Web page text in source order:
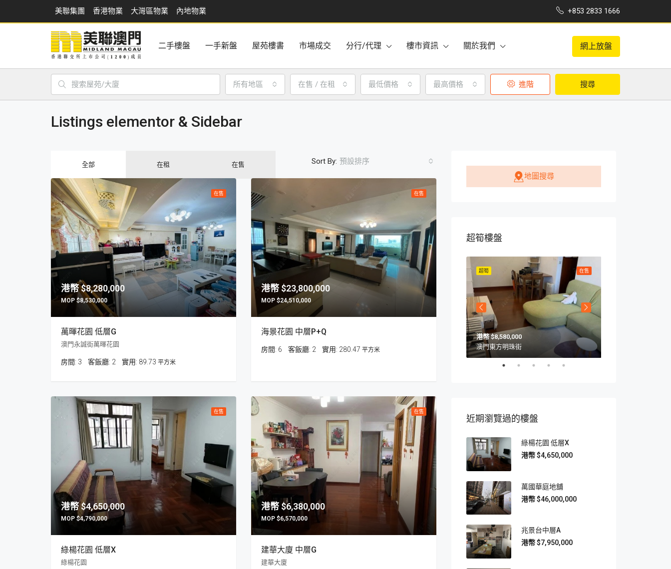
美聯集團 香港物業 大灣區物業 內地物業 +853 2833 1666
二手樓盤 一手新盤 屋苑樓書 市場成交 分行/代理 樓市資訊 關於我們 網上放盤
所有地區 在售 / 在租 最低價格 最高價格 進階 搜尋
Listings elementor & Sidebar
全部 在租 在售 Sort By: 預設排序
在售
$8,280,000
$8,530,000
萬暉花園 低層G
澳門永誠街萬暉花園
房間: 3 客飯廳: 2 89.73 平方米
在售
$23,800,000
$24,510,000
海景花園 中層P+Q
房間: 6 客飯廳: 2 280.47 平方米
在售
$4,650,000
$4,790,000
綠楊花園 低層X
綠楊花園
在售
$6,380,000
$6,570,000
建華大廈 中層G
建華大廈
地圖搜尋
超筍樓盤
澳門波爾圖街321號357 號
在售
超筍
$8,580,000
澳門東方明珠街
近期瀏覽過的樓盤
綠楊花園 低層X
$4,650,000
萬國華庭地舖
$46,000,000
兆景台中層A
$7,950,000